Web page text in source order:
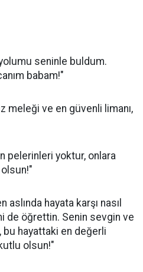
seninle buldum.
babam!"
meleği ve en güvenli limanı,
pelerinleri yoktur, onlara
hayata karşı nasıl
de öğrettin. Senin sevgin ve
hayattaki en değerli
olsun!"